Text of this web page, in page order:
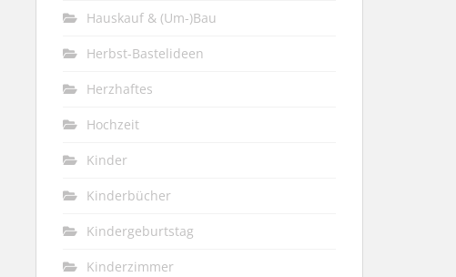
Hauskauf & (Um-)Bau
Herbst-Bastelideen
Herzhaftes
Hochzeit
Kinder
Kinderbücher
Kindergeburtstag
Kinderzimmer